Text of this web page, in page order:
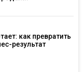
как превратить
результат